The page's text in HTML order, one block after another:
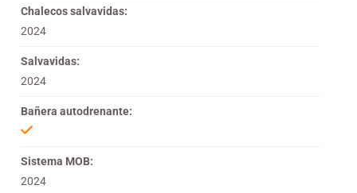
Chalecos salvavidas:
2024
Salvavidas:
2024
Bañera autodrenante:
Sistema MOB:
2024